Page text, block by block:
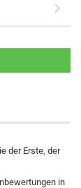
der Erste, der
in